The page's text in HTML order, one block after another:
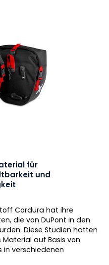
für
und
Cordura hat ihre
die von DuPont in den
Diese Studien hatten
auf Basis von
in verschiedenen